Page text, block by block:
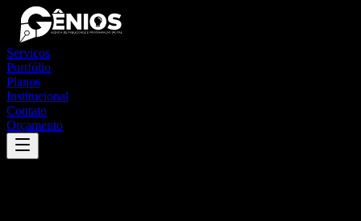
Serviços
Portfólio
Planos
Institucional
Contato
Orçamento